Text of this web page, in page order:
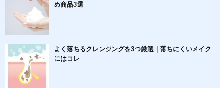
め商品3選
よく落ちるクレンジングを3つ厳選｜落ちにくいメイク
にはコレ